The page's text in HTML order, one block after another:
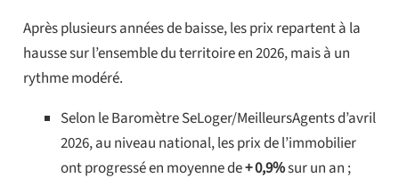
Après plusieurs années de baisse, les prix repartent à la
hausse sur l’ensemble du territoire en 2026, mais à un
rythme modéré.
Selon le Baromètre SeLoger/MeilleursAgents d’avril
2026, au niveau national, les prix de l’immobilier
ont progressé en moyenne de+ 0,9%sur un an ;